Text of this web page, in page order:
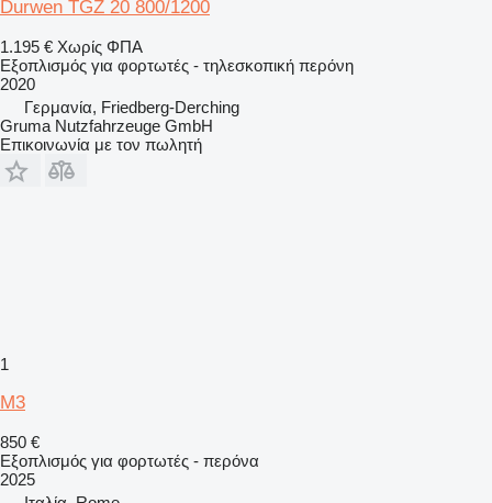
Durwen TGZ 20 800/1200
1.195 € Χωρίς ΦΠΑ
Εξοπλισμός για φορτωτές - τηλεσκοπική περόνη
2020
Γερμανία, Friedberg-Derching
Gruma Nutzfahrzeuge GmbH
Επικοινωνία με τον πωλητή
1
M3
850 €
Εξοπλισμός για φορτωτές - περόνα
2025